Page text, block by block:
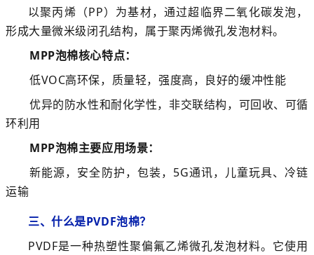
以聚丙烯（PP）为基材，通过超临界二氧化碳发泡，
形成大量微米级闭孔结构，属于聚丙烯微孔发泡材料。
MPP泡棉核心特点：
低VOC高环保，质量轻，强度高， 良好的缓冲性能
优异的防水性和耐化学性，非交联结构， 可回收、可循
环利用
MPP泡棉主要应用场景：
新能源， 安全防护， 包装， 5G通讯，儿童玩具、冷链
运输
三、什么是PVDF泡棉？
PVDF是一种热塑性聚偏氟乙烯微孔发泡材料。它使用